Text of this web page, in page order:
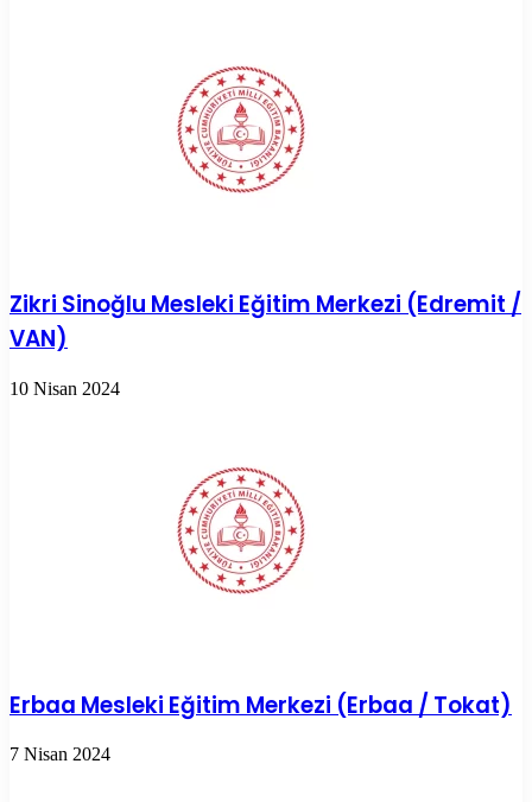
Zikri Sinoğlu Mesleki Eğitim Merkezi (Edremit /
VAN)
10 Nisan 2024
Erbaa Mesleki Eğitim Merkezi (Erbaa / Tokat)
7 Nisan 2024